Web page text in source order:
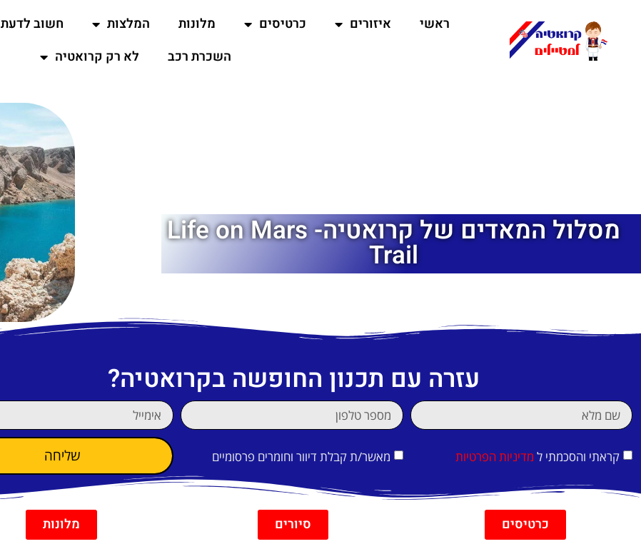
ראשי איזורים כרטיסים מלונות המלצות חשוב לדעת
השכרת רכב
לא רק קרואטיה
מסלול המאדים של קרואטיה- Life on Mars
Trail
עזרה עם תכנון החופשה בקרואטיה?
קראתי והסכמתי ל מדיניות הפרטיות מאשר/ת קבלת דיוור וחומרים פרסומיים שליחה
כרטיסים סיורים מלונות